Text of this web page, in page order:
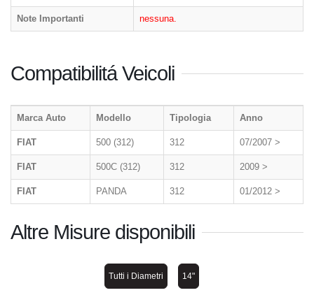
Note Importanti nessuna.
Compatibilitá Veicoli
Marca Auto Modello Tipologia Anno
FIAT 500 (312) 312 07/2007 >
FIAT 500C (312) 312 2009 >
FIAT PANDA 312 01/2012 >
Altre Misure disponibili
Tutti i Diametri 14"